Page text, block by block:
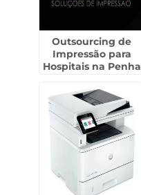
Outsourcing de
Impressão para
Hospitais na Penha